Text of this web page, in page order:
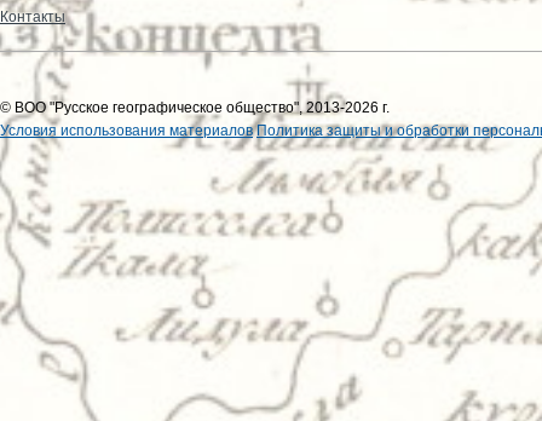
Контакты
© ВОО "Русское географическое общество", 2013-2026 г.
Условия использования материалов Политика защиты и обработки